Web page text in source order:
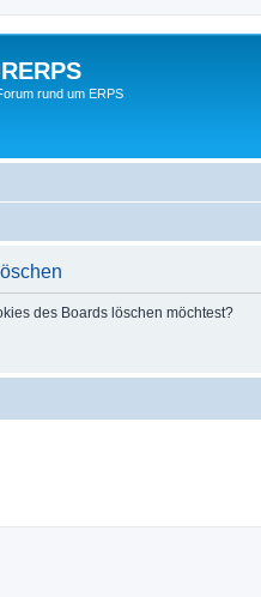
rund um ERPS
des Boards löschen möchtest?